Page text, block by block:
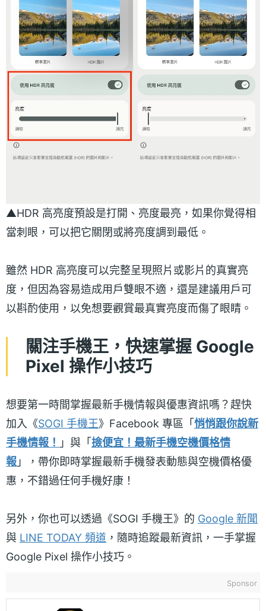
▲HDR 高亮度預設是打開、亮度最亮，如果你覺得相
當刺眼，可以把它關閉或將亮度調到最低。
雖然 HDR 高亮度可以完整呈現照片或影片的真實亮
度，但因為容易造成用戶雙眼不適，還是建議用戶可
以斟酌使用，以免想要觀賞最真實亮度而傷了眼睛。
關注手機王，快速掌握 Google
Pixel 操作小技巧
想要第一時間掌握最新手機情報與優惠資訊嗎？趕快
加入《SOGI 手機王》Facebook 專區「悄悄跟你說新
手機情報！ 」與「撿便宜！最新手機空機價格情
報 」，帶你即時掌握最新手機發表動態與空機價格優
惠，不錯過任何手機好康！
另外，你也可以透過《SOGI 手機王》的 Google 新聞
與 LINE TODAY 頻道 ，隨時追蹤最新資訊，一手掌握
Google Pixel 操作小技巧。
Sponsor